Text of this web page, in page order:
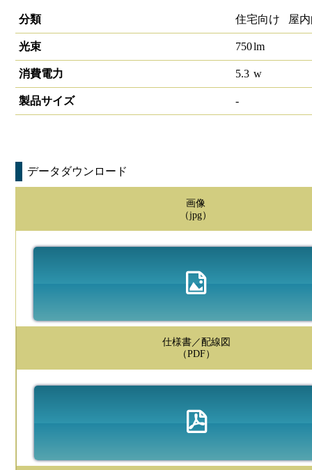
分類
住宅向け 屋
光束 750lm
消費電力 5.3 w
製品サイズ -
データダウンロード
画像
（jpg）
仕様書／配線図
（PDF）